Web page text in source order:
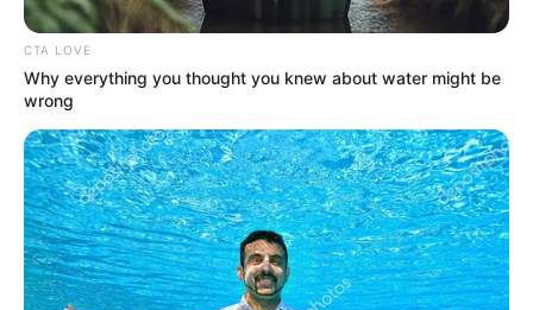
CTA LOVE
Why everything you thought you knew about water might be
wrong